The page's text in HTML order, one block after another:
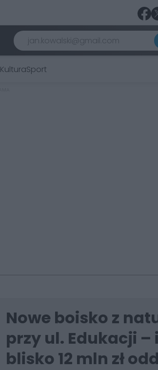
KulturaSport
Nowe boisko z
przy ul. Edukacji
blisko 12 mln zł